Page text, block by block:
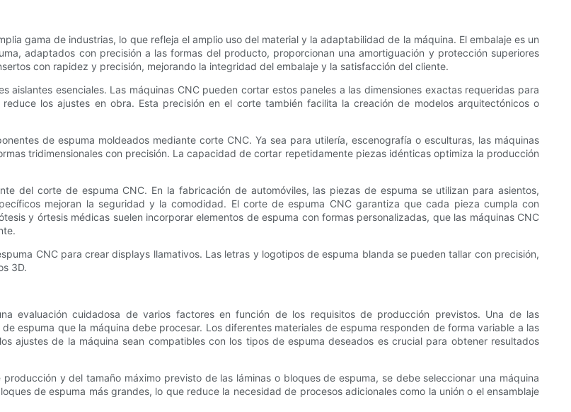
gama de industrias, lo que refleja el amplio uso del material y la adaptabilidad de la máquina. El embalaje es un
adaptados con precisión a las formas del producto, proporcionan una amortiguación y protección superiores
con rapidez y precisión, mejorando la integridad del embalaje y la satisfacción del cliente.
aislantes esenciales. Las máquinas CNC pueden cortar estos paneles a las dimensiones exactas requeridas para
los ajustes en obra. Esta precisión en el corte también facilita la creación de modelos arquitectónicos o
de espuma moldeados mediante corte CNC. Ya sea para utilería, escenografía o esculturas, las máquinas
tridimensionales con precisión. La capacidad de cortar repetidamente piezas idénticas optimiza la producción
del corte de espuma CNC. En la fabricación de automóviles, las piezas de espuma se utilizan para asientos,
mejoran la seguridad y la comodidad. El corte de espuma CNC garantiza que cada pieza cumpla con
y órtesis médicas suelen incorporar elementos de espuma con formas personalizadas, que las máquinas CNC
CNC para crear displays llamativos. Las letras y logotipos de espuma blanda se pueden tallar con precisión,
3D.
evaluación cuidadosa de varios factores en función de los requisitos de producción previstos. Una de las
espuma que la máquina debe procesar. Los diferentes materiales de espuma responden de forma variable a las
ajustes de la máquina sean compatibles con los tipos de espuma deseados es crucial para obtener resultados
y del tamaño máximo previsto de las láminas o bloques de espuma, se debe seleccionar una máquina
de espuma más grandes, lo que reduce la necesidad de procesos adicionales como la unión o el ensamblaje